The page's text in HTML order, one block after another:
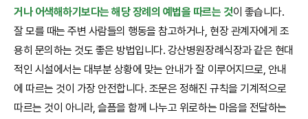
거나 어색해하기보다는 해당 장례의 예법을 따르는 것이 좋습니다.
잘 모를 때는 주변 사람들의 행동을 참고하거나, 현장 관계자에게 조
용히 문의하는 것도 좋은 방법입니다. 강산병원장례식장과 같은 현대
적인 시설에서는 대부분 상황에 맞는 안내가 잘 이루어지므로, 안내
에 따르는 것이 가장 안전합니다. 조문은 정해진 규칙을 기계적으로
따르는 것이 아니라, 슬픔을 함께 나누고 위로하는 마음을 전달하는